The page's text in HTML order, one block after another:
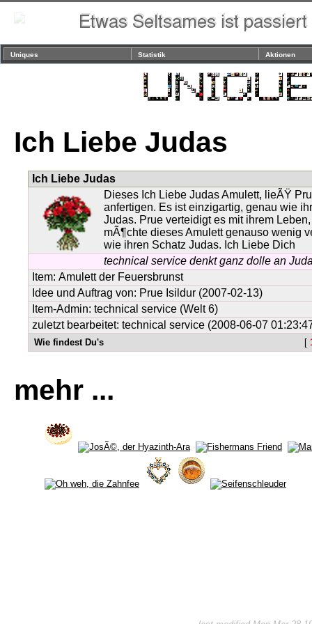
Uniques Statistik Aktionen
Ich Liebe Judas
Ich Liebe Judas
Dieses Ich Liebe Judas Amulett, lieÃŸ
anfertigen. Es ist einzigartig, genau wie
Judas. Prue verteidigt es mit ihrem
mÃ¶chte dieses Amulett genauso wenig
wie ihren Schatz Judas. Ich Liebe Dich
technical service denkt ganz dolle an
Item: Amulett der Feuersbrunst
Idee und Auftrag von: Prue Isildur (2007-02-13)
Item-Admin: technical service (Welt 6)
zuletzt bearbeitet: technical service (2008-06-07
Wie findest Du's [
mehr ...